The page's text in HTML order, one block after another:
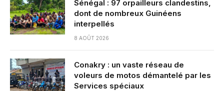
Sénégal : 97 orpailleurs clandestins,
dont de nombreux Guinéens
interpellés
8 AOÛT 2026
Conakry : un vaste réseau de
voleurs de motos démantelé par les
Services spéciaux